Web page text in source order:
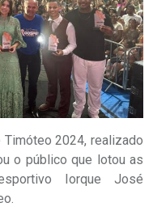
2024, realizado
o público que lotou as
Iorque José